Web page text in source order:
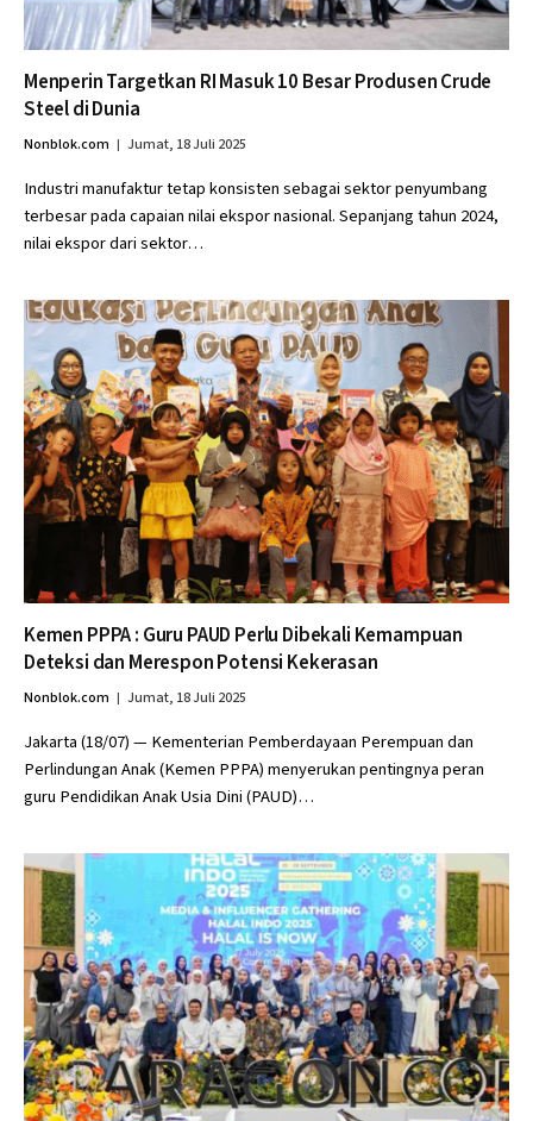
Menperin Targetkan RI Masuk 10 Besar Produsen Crude
Steel di Dunia
Nonblok.com Jumat, 18 Juli 2025
Industri manufaktur tetap konsisten sebagai sektor penyumbang
terbesar pada capaian nilai ekspor nasional. Sepanjang tahun 2024,
nilai ekspor dari sektor…
Kemen PPPA : Guru PAUD Perlu Dibekali Kemampuan
Deteksi dan Merespon Potensi Kekerasan
Nonblok.com Jumat, 18 Juli 2025
Jakarta (18/07) — Kementerian Pemberdayaan Perempuan dan
Perlindungan Anak (Kemen PPPA) menyerukan pentingnya peran
guru Pendidikan Anak Usia Dini (PAUD)…